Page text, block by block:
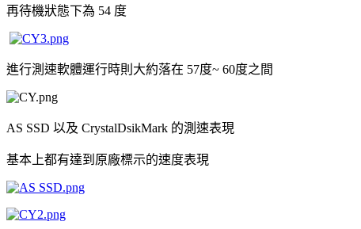
再待機狀態下為 54 度
進行測速軟體運行時則大約落在 57度~ 60度之間
AS SSD 以及 CrystalDsikMark 的測速表現
基本上都有達到原廠標示的速度表現